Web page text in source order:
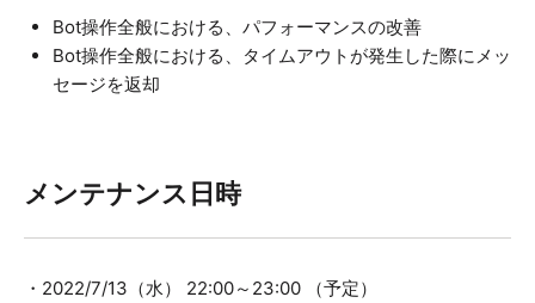
Bot操作全般における、パフォーマンスの改善
Bot操作全般における、タイムアウトが発生した際にメッ
セージを返却
メンテナンス日時
・2022/7/13（水） 22:00～23:00 （予定）